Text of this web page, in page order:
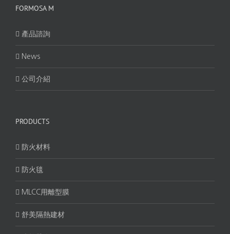
FORMOSA M
產品諮詢
News
公司介紹
PRODUCTS
防火材料
防火毯
MLCC用離型膜
舒美隔熱建材